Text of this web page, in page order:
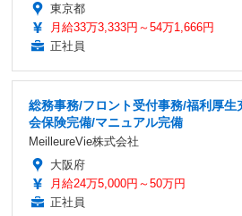
東京都
月給33万3,333円～54万1,666円
正社員
総務事務/フロント受付事務/福利厚生
会保険完備/マニュアル完備
MeilleureVie株式会社
大阪府
月給24万5,000円～50万円
正社員